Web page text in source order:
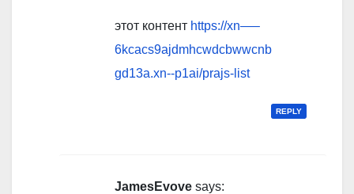
этот контент https://xn—–
6kcacs9ajdmhcwdcbwwcnb
gd13a.xn--p1ai/prajs-list
REPLY
JamesEvove says: